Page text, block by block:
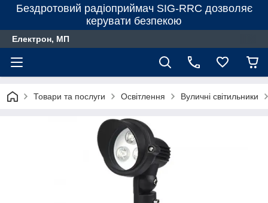
Бездротовий радіоприймач SIG-RRC дозволяє
керувати безпекою
Електрон, МП
Товари та послуги Освітлення Вуличні світильники